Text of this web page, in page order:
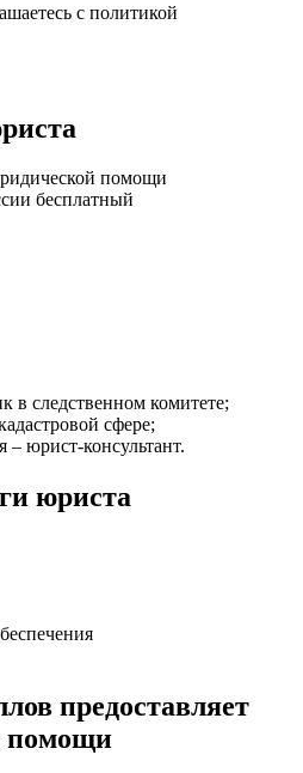
с политикой
помощи
бесплатный
в следственном комитете;
сфере;
– юрист-консультант.
юриста
предоставляет
помощи